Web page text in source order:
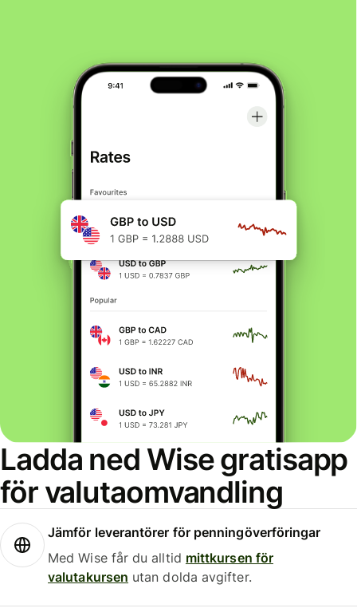
Ladda ned Wise gratisapp
för valutaomvandling
Jämför leverantörer för penningöverföringar
Med Wise får du alltid mittkursen för
valutakursen utan dolda avgifter.